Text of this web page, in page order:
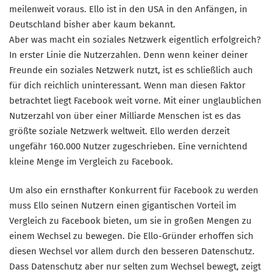
meilenweit voraus. Ello ist in den USA in den Anfängen, in
Deutschland bisher aber kaum bekannt.
Aber was macht ein soziales Netzwerk eigentlich erfolgreich?
In erster Linie die Nutzerzahlen. Denn wenn keiner deiner
Freunde ein soziales Netzwerk nutzt, ist es schließlich auch
für dich reichlich uninteressant. Wenn man diesen Faktor
betrachtet liegt Facebook weit vorne. Mit einer unglaublichen
Nutzerzahl von über einer Milliarde Menschen ist es das
größte soziale Netzwerk weltweit. Ello werden derzeit
ungefähr 160.000 Nutzer zugeschrieben. Eine vernichtend
kleine Menge im Vergleich zu Facebook.
Um also ein ernsthafter Konkurrent für Facebook zu werden
muss Ello seinen Nutzern einen gigantischen Vorteil im
Vergleich zu Facebook bieten, um sie in großen Mengen zu
einem Wechsel zu bewegen. Die Ello-Gründer erhoffen sich
diesen Wechsel vor allem durch den besseren Datenschutz.
Dass Datenschutz aber nur selten zum Wechsel bewegt, zeigt